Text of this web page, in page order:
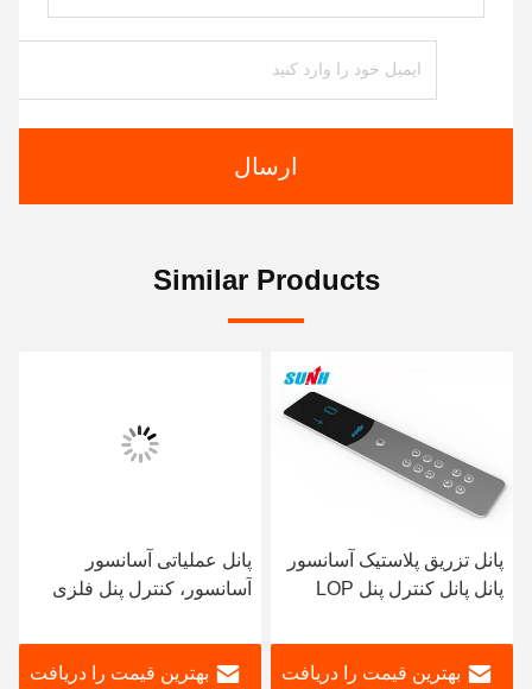
ارسال
Similar Products
پانل تزریق پلاستیک آسانسور
پانل پانل کنترل پنل LOP
بهترین قیمت را دریافت
پانل عملیاتی آسانسور
آسانسور، کنترل پنل فلزی
بهترین قیمت را دریافت